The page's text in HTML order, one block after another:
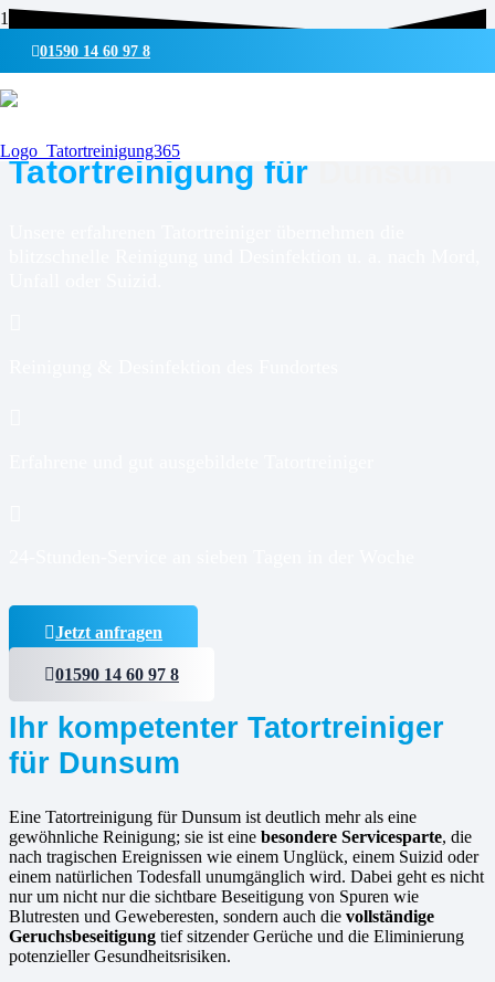
01590 14 60 97 8
Tatortreinigung für
Jetzt anfragen
01590 14 60 97 8
Ihr kompetenter Tatortreiniger
für Dunsum
Eine Tatortreinigung für Dunsum ist deutlich mehr als eine
gewöhnliche Reinigung; sie ist eine besondere Servicesparte, die
nach tragischen Ereignissen wie einem Unglück, einem Suizid oder
einem natürlichen Todesfall unumgänglich wird. Dabei geht es nicht
nur um nicht nur die sichtbare Beseitigung von Spuren wie
Blutresten und Geweberesten, sondern auch die vollständige
Geruchsbeseitigung tief sitzender Gerüche und die Eliminierung
potenzieller Gesundheitsrisiken.